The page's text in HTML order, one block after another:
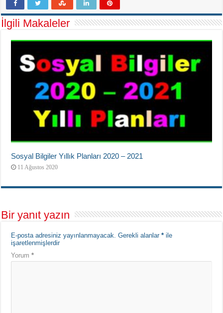
İlgili Makaleler
Sosyal Bilgiler Yıllık Planları 2020 – 2021
11 Ağustos 2020
Bir yanıt yazın
E-posta adresiniz yayınlanmayacak. Gerekli alanlar* ile
işaretlenmişlerdir
Yorum*